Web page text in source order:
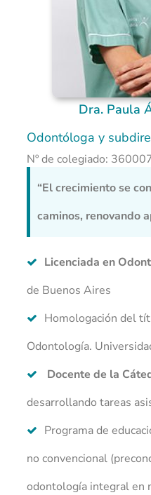
Dra. Paula
Odontóloga y
Nº de colegiado:
“El crecimiento se
caminos, renovando
Licenciada en
de Buenos Aires
Homologación del
Odontología.
Docente de la
desarrollando tareas
Programa de
no convencional
odontología integral en